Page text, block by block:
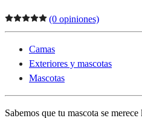
(0 opiniones)
Camas
Exteriores y mascotas
Mascotas
Sabemos que tu mascota se